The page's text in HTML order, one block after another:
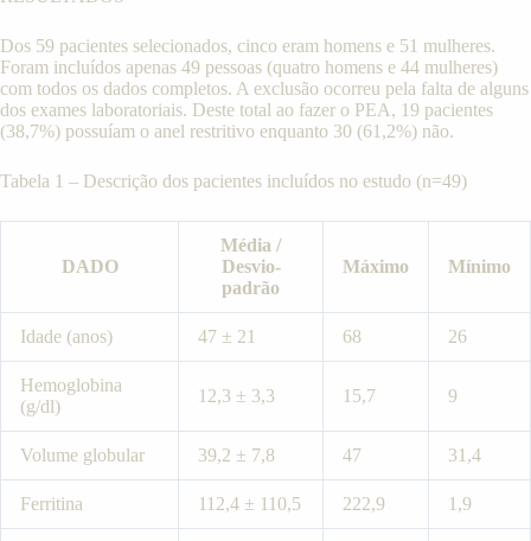
Dos 59 pacientes selecionados, cinco eram homens e 51 mulheres.
Foram incluídos apenas 49 pessoas (quatro homens e 44 mulheres)
com todos os dados completos. A exclusão ocorreu pela falta de alguns
dos exames laboratoriais. Deste total ao fazer o PEA, 19 pacientes
(38,7%) possuíam o anel restritivo enquanto 30 (61,2%) não.
Tabela 1 – Descrição dos pacientes incluídos no estudo (n=49)
DADO
Média /
Desvio-
padrão
Máximo Mínimo
Idade (anos) 47 ± 21 68 26
Hemoglobina
(g/dl)
12,3 ± 3,3 15,7 9
Volume globular 39,2 ± 7,8 47 31,4
Ferritina 112,4 ± 110,5 222,9 1,9